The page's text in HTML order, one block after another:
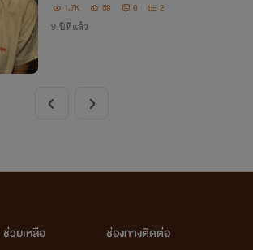
1.7K 59 0 2
9 ปีที่แล้ว
ช่วยเหลือ
ช่องทางติดต่อ